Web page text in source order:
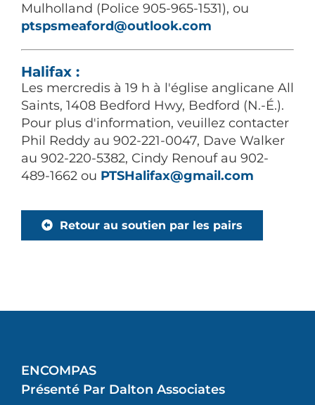
Mulholland (Police 905-965-1531), ou
ptspsmeaford@outlook.com
Halifax :
Les mercredis à 19 h à l'église anglicane All
Saints, 1408 Bedford Hwy, Bedford (N.-É.).
Pour plus d'information, veuillez contacter
Phil Reddy au 902-221-0047, Dave Walker
au 902-220-5382, Cindy Renouf au 902-
489-1662 ou PTSHalifax@gmail.com
Retour au soutien par les pairs
ENCOMPAS
Présenté Par Dalton Associates